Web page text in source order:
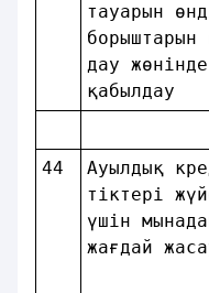
тауарын
борыштарын
дау
44
Ауылдық
тiктepi
үшін